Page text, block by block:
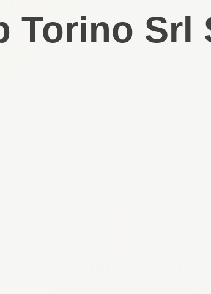
Torino Srl